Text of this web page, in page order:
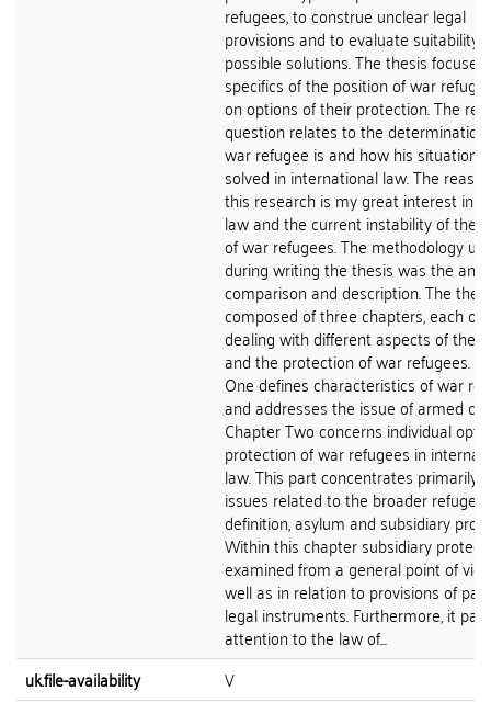
refugees, to construe unclear legal
provisions and to evaluate suitability
possible solutions. The thesis
specifics of the position of war
on options of their protection. The
question relates to the
war refugee is and how his situation
solved in international law. The
this research is my great interest in
law and the current instability of the
of war refugees. The methodology
during writing the thesis was the
comparison and description. The
composed of three chapters, each of
dealing with different aspects of the
and the protection of war refugees.
One defines characteristics of war
and addresses the issue of armed
Chapter Two concerns individual
protection of war refugees in
law. This part concentrates primarily
issues related to the broader refugee
definition, asylum and subsidiary
Within this chapter subsidiary
examined from a general point of
well as in relation to provisions of
legal instruments. Furthermore, it
attention to the law of...
uk.file-availability
V